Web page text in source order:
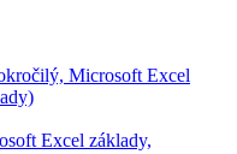
Excel základy,